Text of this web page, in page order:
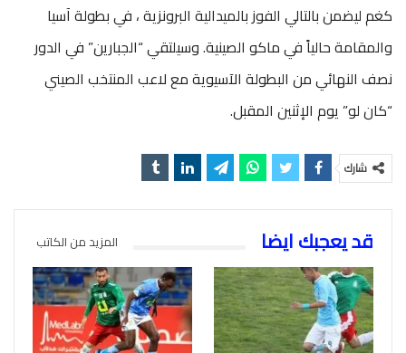
كغم ليضمن بالتالي الفوز بالميدالية البرونزية ، في بطولة آسيا
والمقامة حالياً في ماكو الصينية. وسيلتقي “الجبارين” في الدور
نصف النهائي من البطولة الآسيوية مع لاعب المنتخب الصيني
“كان لو” يوم الإثنين المقبل.
شارك
قد يعجبك ايضا المزيد من الكاتب